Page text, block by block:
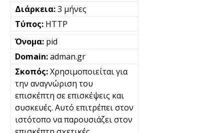
3 μήνες
HTTP
pid
adman.gr
Χρησιμοποιείται για
την αναγνώριση του
επισκέπτη σε επισκέψεις και
συσκευές. Αυτό επιτρέπει στον
ιστότοπο να παρουσιάζει στον